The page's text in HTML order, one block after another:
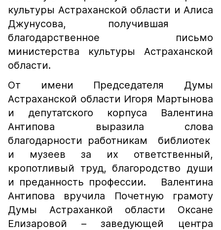
культуры Астраханской области и Алиса
Джунусова, получившая
благодарственное письмо
министерства культуры Астраханской
области.
От имени Председателя Думы
Астраханской области Игоря Мартынова
и депутатского корпуса Валентина
Антипова выразила слова
благодарности работникам библиотек
и музеев за их ответственный,
кропотливый труд, благородство души
и преданность профессии. Валентина
Антипова вручила Почетную грамоту
Думы Астраханкой области Оксане
Елизаровой – заведующей центра